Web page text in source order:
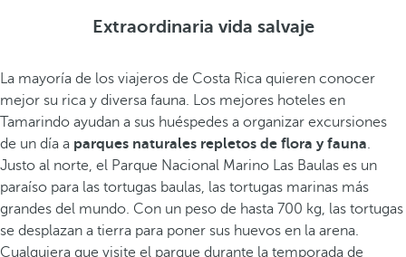
Extraordinaria vida salvaje
La mayoría de los viajeros de Costa Rica quieren conocer
mejor su rica y diversa fauna. Los mejores hoteles en
Tamarindo ayudan a sus huéspedes a organizar excursiones
de un día a parques naturales repletos de flora y fauna.
Justo al norte, el Parque Nacional Marino Las Baulas es un
paraíso para las tortugas baulas, las tortugas marinas más
grandes del mundo. Con un peso de hasta 700 kg, las tortugas
se desplazan a tierra para poner sus huevos en la arena.
Cualquiera que visite el parque durante la temporada de